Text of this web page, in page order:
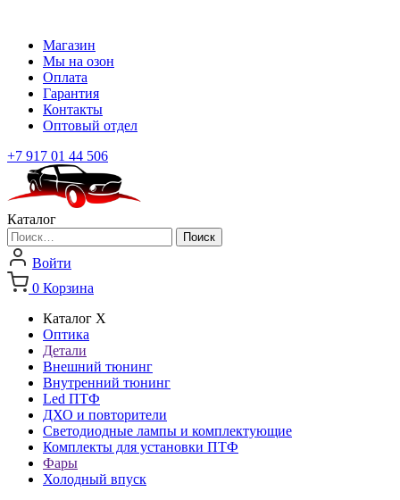
Магазин
Мы на озон
Оплата
Гарантия
Контакты
Оптовый отдел
+7 917 01 44 506
Каталог
Найти:
Войти
0 Корзина
Каталог X
Оптика
Детали
Внешний тюнинг
Внутренний тюнинг
Led ПТФ
ДХО и повторители
Светодиодные лампы и комплектующие
Комплекты для установки ПТФ
Фары
Холодный впуск